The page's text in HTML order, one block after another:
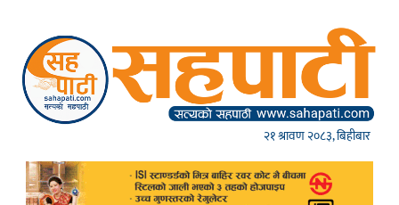
२१ श्रावण २०८३, बिहीबार